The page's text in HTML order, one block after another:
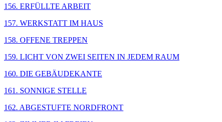
156. ERFÜLLTE ARBEIT
157. WERKSTATT IM HAUS
158. OFFENE TREPPEN
159. LICHT VON ZWEI SEITEN IN JEDEM RAUM
160. DIE GEBÄUDEKANTE
161. SONNIGE STELLE
162. ABGESTUFTE NORDFRONT